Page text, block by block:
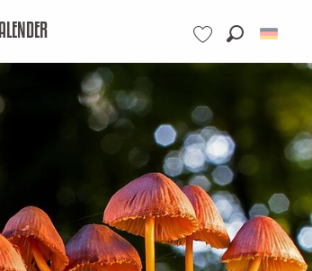
Voir les favoris